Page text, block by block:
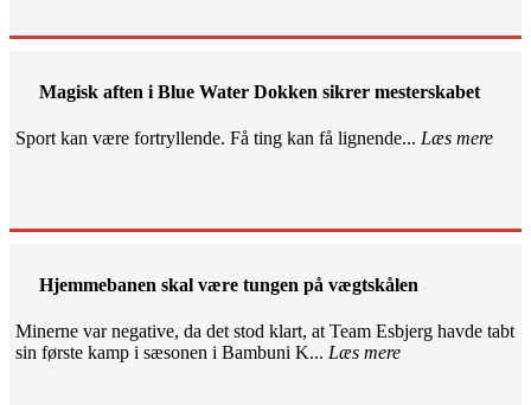
Magisk aften i Blue Water Dokken sikrer mesterskabet
Sport kan være fortryllende. Få ting kan få lignende... Læs mere
Hjemmebanen skal være tungen på vægtskålen
Minerne var negative, da det stod klart, at Team Esbjerg havde tabt
sin første kamp i sæsonen i Bambuni K... Læs mere